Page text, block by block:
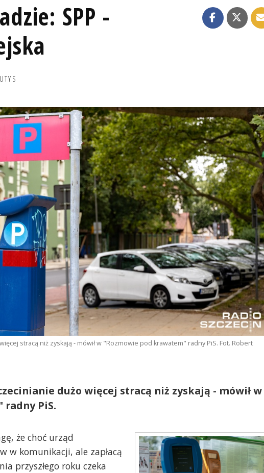
SPP -
stracą niż zyskają - mówił w "Rozmowie pod krawatem" radny PiS. Fot. Robert
dużo więcej stracą niż zyskają - mówił w
PiS.
że choć urząd
w komunikacji, ale zapłacą
przyszłego roku czeka